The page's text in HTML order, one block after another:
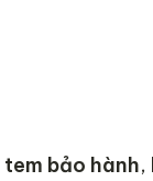
tem bảo hành,